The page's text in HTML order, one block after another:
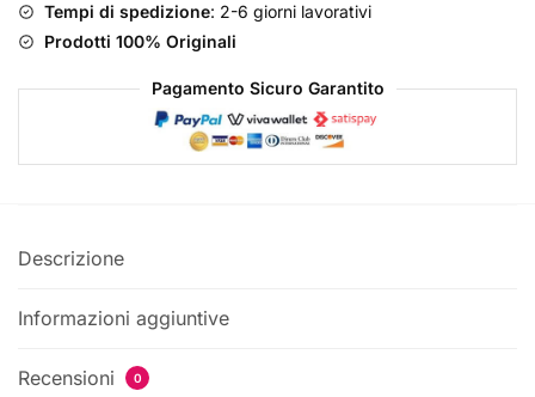
Tempi di spedizione: 2-6 giorni lavorativi
Prodotti 100% Originali
Pagamento Sicuro Garantito
Descrizione
Informazioni aggiuntive
Recensioni 0